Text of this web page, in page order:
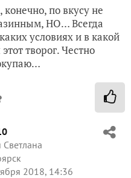
по вкусу не
НО… Всегда
условиях и в какой
творог. Честно
2018, 14:36